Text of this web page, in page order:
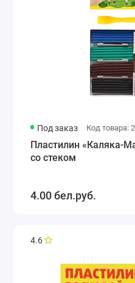
Под заказ Код товара:
Пластилин «Каляка-
со стеком
4.00 бел.руб.
4.6